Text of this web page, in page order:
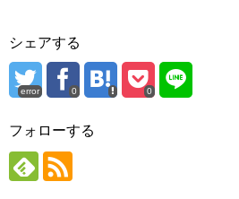
シェアする
error 0 0
フォローする